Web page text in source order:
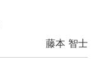
藤本 智士